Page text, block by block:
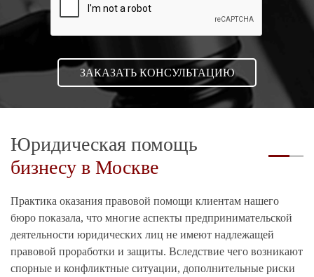
Юридическая помощь
бизнесу в Москве
Практика оказания правовой помощи клиентам нашего
бюро показала, что многие аспекты предпринимательской
деятельности юридических лиц не имеют надлежащей
правовой проработки и защиты. Вследствие чего возникают
спорные и конфликтные ситуации, дополнительные риски